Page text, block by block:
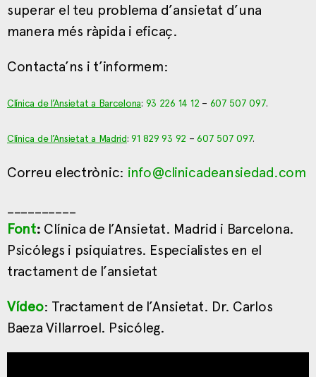
superar el teu problema d’ansietat d’una
manera més ràpida i eficaç.
Contacta’ns i t’informem:
Clínica de l’Ansietat a Barcelona: 93 226 14 12 – 607 507 097.
Clínica de l’Ansietat a Madrid:91 829 93 92 –607 507 097.
Correu electrònic: info@clinicadeansiedad.com
Font: Clínica de l’Ansietat. Madrid i Barcelona.
Psicólegs i psiquiatres. Especialistes en el
tractament de l’ansietat
Vídeo: Tractament de l’Ansietat. Dr. Carlos
Baeza Villarroel. Psicóleg.